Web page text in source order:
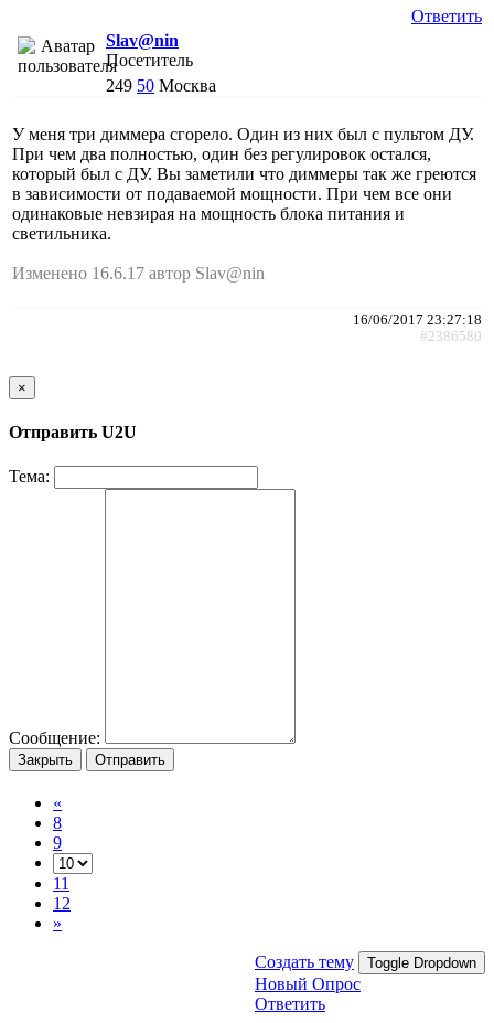
Ответить
Slav@nin
Посетитель
249 50 Москва
У меня три диммера сгорело. Один из них был с пультом ДУ.
При чем два полностью, один без регулировок остался,
который был с ДУ. Вы заметили что диммеры так же греются
в зависимости от подаваемой мощности. При чем все они
одинаковые невзирая на мощность блока питания и
светильника.
Изменено 16.6.17 автор Slav@nin
16/06/2017 23:27:18
#2386580
×
Отправить U2U
Тема:
Сообщение:
Закрыть Отправить
«
8
9
11
12
»
Создать тему Toggle Dropdown
Новый Опрос
Ответить